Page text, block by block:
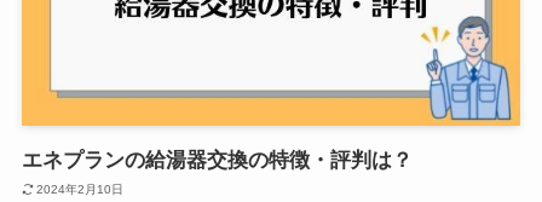
エネプランの給湯器交換の特徴・評判は？
2024年2月10日